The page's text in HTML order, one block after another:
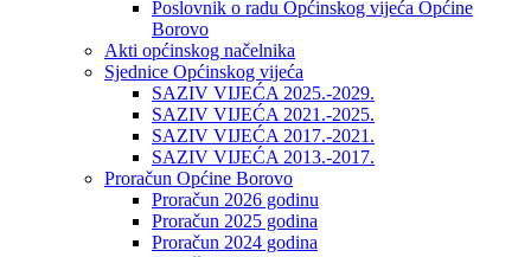
Poslovnik o radu Općinskog vijeća Općine
Borovo
Akti općinskog načelnika
Sjednice Općinskog vijeća
SAZIV VIJEĆA 2025.-2029.
SAZIV VIJEĆA 2021.-2025.
SAZIV VIJEĆA 2017.-2021.
SAZIV VIJEĆA 2013.-2017.
Proračun Općine Borovo
Proračun 2026 godinu
Proračun 2025 godina
Proračun 2024 godina